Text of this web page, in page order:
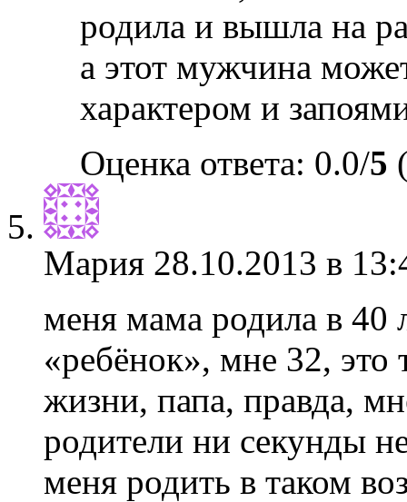
родила и вышла на
а этот мужчина
характером и
Оценка ответа: 0.0/5
Мария 28.10.2013 в
меня мама родила в 40
«ребёнок», мне 32,
жизни, папа, правда,
родители ни секунды
меня родить в таком